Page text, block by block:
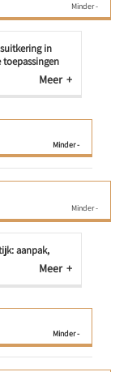
in
Meer
aanpak,
Meer